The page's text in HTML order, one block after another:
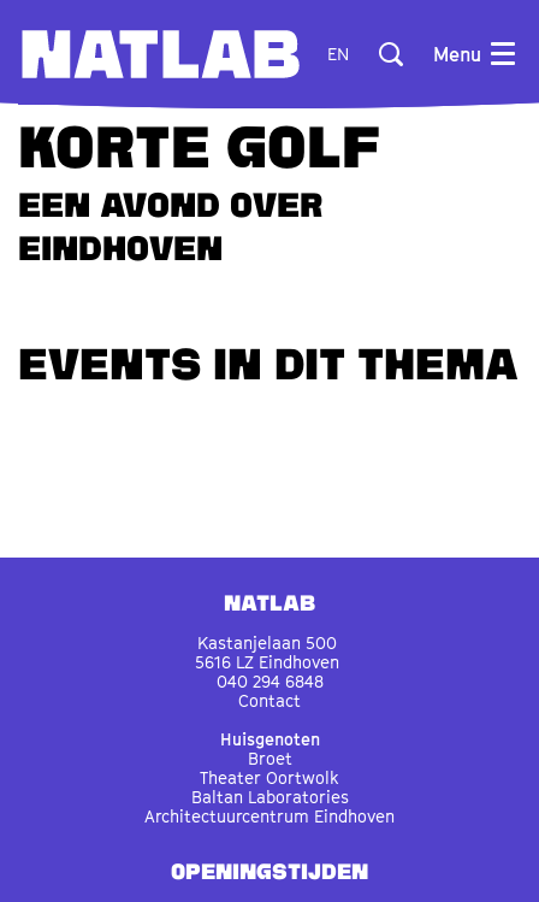
EN Menu
KORTE GOLF
Een avond over
Eindhoven
EVENTS IN DIT THEMA
Natlab
Kastanjelaan 500
5616 LZ Eindhoven
040 294 6848
Contact
Huisgenoten
Broet
Theater Oortwolk
Baltan Laboratories
Architectuurcentrum Eindhoven
OPENINGSTIJDEN